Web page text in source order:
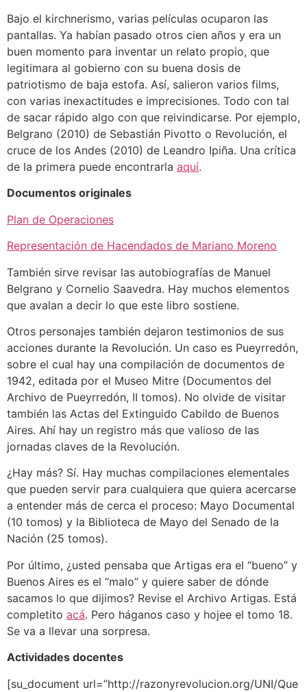
Bajo el kirchnerismo, varias películas ocuparon las
pantallas. Ya habían pasado otros cien años y era un
buen momento para inventar un relato propio, que
legitimara al gobierno con su buena dosis de
patriotismo de baja estofa. Así, salieron varios films,
con varias inexactitudes e imprecisiones. Todo con tal
de sacar rápido algo con que reivindicarse. Por ejemplo,
Belgrano (2010) de Sebastián Pivotto o Revolución, el
cruce de los Andes (2010) de Leandro Ipiña. Una crítica
de la primera puede encontrarla aquí.
Documentos originales
Plan de Operaciones
Representación de Hacendados de Mariano Moreno
También sirve revisar las autobiografías de Manuel
Belgrano y Cornelio Saavedra. Hay muchos elementos
que avalan a decir lo que este libro sostiene.
Otros personajes también dejaron testimonios de sus
acciones durante la Revolución. Un caso es Pueyrredón,
sobre el cual hay una compilación de documentos de
1942, editada por el Museo Mitre (Documentos del
Archivo de Pueyrredón, II tomos). No olvide de visitar
también las Actas del Extinguido Cabildo de Buenos
Aires. Ahí hay un registro más que valioso de las
jornadas claves de la Revolución.
¿Hay más? Sí. Hay muchas compilaciones elementales
que pueden servir para cualquiera que quiera acercarse
a entender más de cerca el proceso: Mayo Documental
(10 tomos) y la Biblioteca de Mayo del Senado de la
Nación (25 tomos).
Por último, ¿usted pensaba que Artigas era el “bueno” y
Buenos Aires es el “malo” y quiere saber de dónde
sacamos lo que dijimos? Revise el Archivo Artigas. Está
completito acá. Pero háganos caso y hojee el tomo 18.
Se va a llevar una sorpresa.
Actividades docentes
[su_document url=”http://razonyrevolucion.org/UNI/Que